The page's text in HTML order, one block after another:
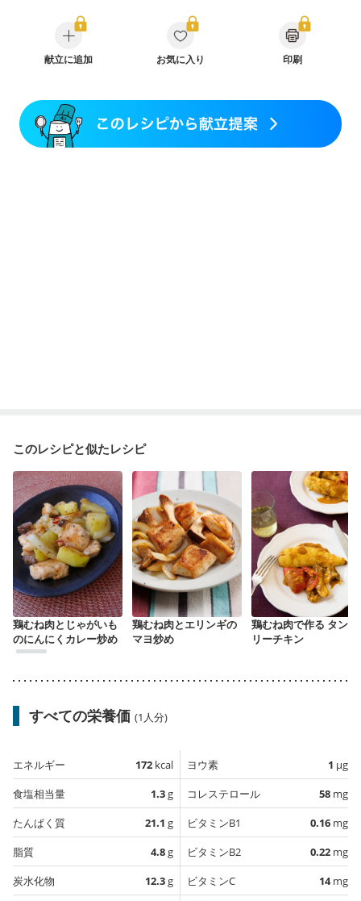
糖尿病性腎症（第２期）
糖尿病性腎症（第３期）
CKD（ステージ１）
CKD（ステージ２）
乳がん（抗がん剤治療中）
乳がん（ホルモン療法中）
味の感じ方が変わった
骨粗しょう症
関節リウマチ
乾癬
フレイル（年齢に合わせた体作り）
献立に追加 お気に入り 印刷
このレシピと似たレシピ
鶏むね肉とじゃがいも
のにんにくカレー炒め
鶏むね肉とエリンギの
マヨ炒め
鶏むね肉で作る タンド
リーチキン
すべての栄養価 (1人分)
エネルギー 172 kcal
食塩相当量
1.3g
たんぱく質
21.1 g
脂質
4.8g
炭水化物
12.3g
ヨウ素 1 µg
コレステロール
58 mg
ビタミンB1
0.16 mg
ビタミンB2
0.22 mg
ビタミンC
14mg